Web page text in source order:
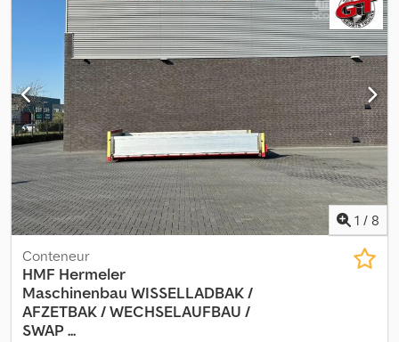
complémentaires = Neuf : Non Domaine d’application : Transport
de marchandises Capacité de levage : 11 500 kg Hauteur de
levage : 3 800 cm Numéro de série : 5146322
1 / 8
Conteneur
HMF Hermeler
Maschinenbau WISSELLADBAK /
AFZETBAK / WECHSELAUFBAU /
SWAP ...